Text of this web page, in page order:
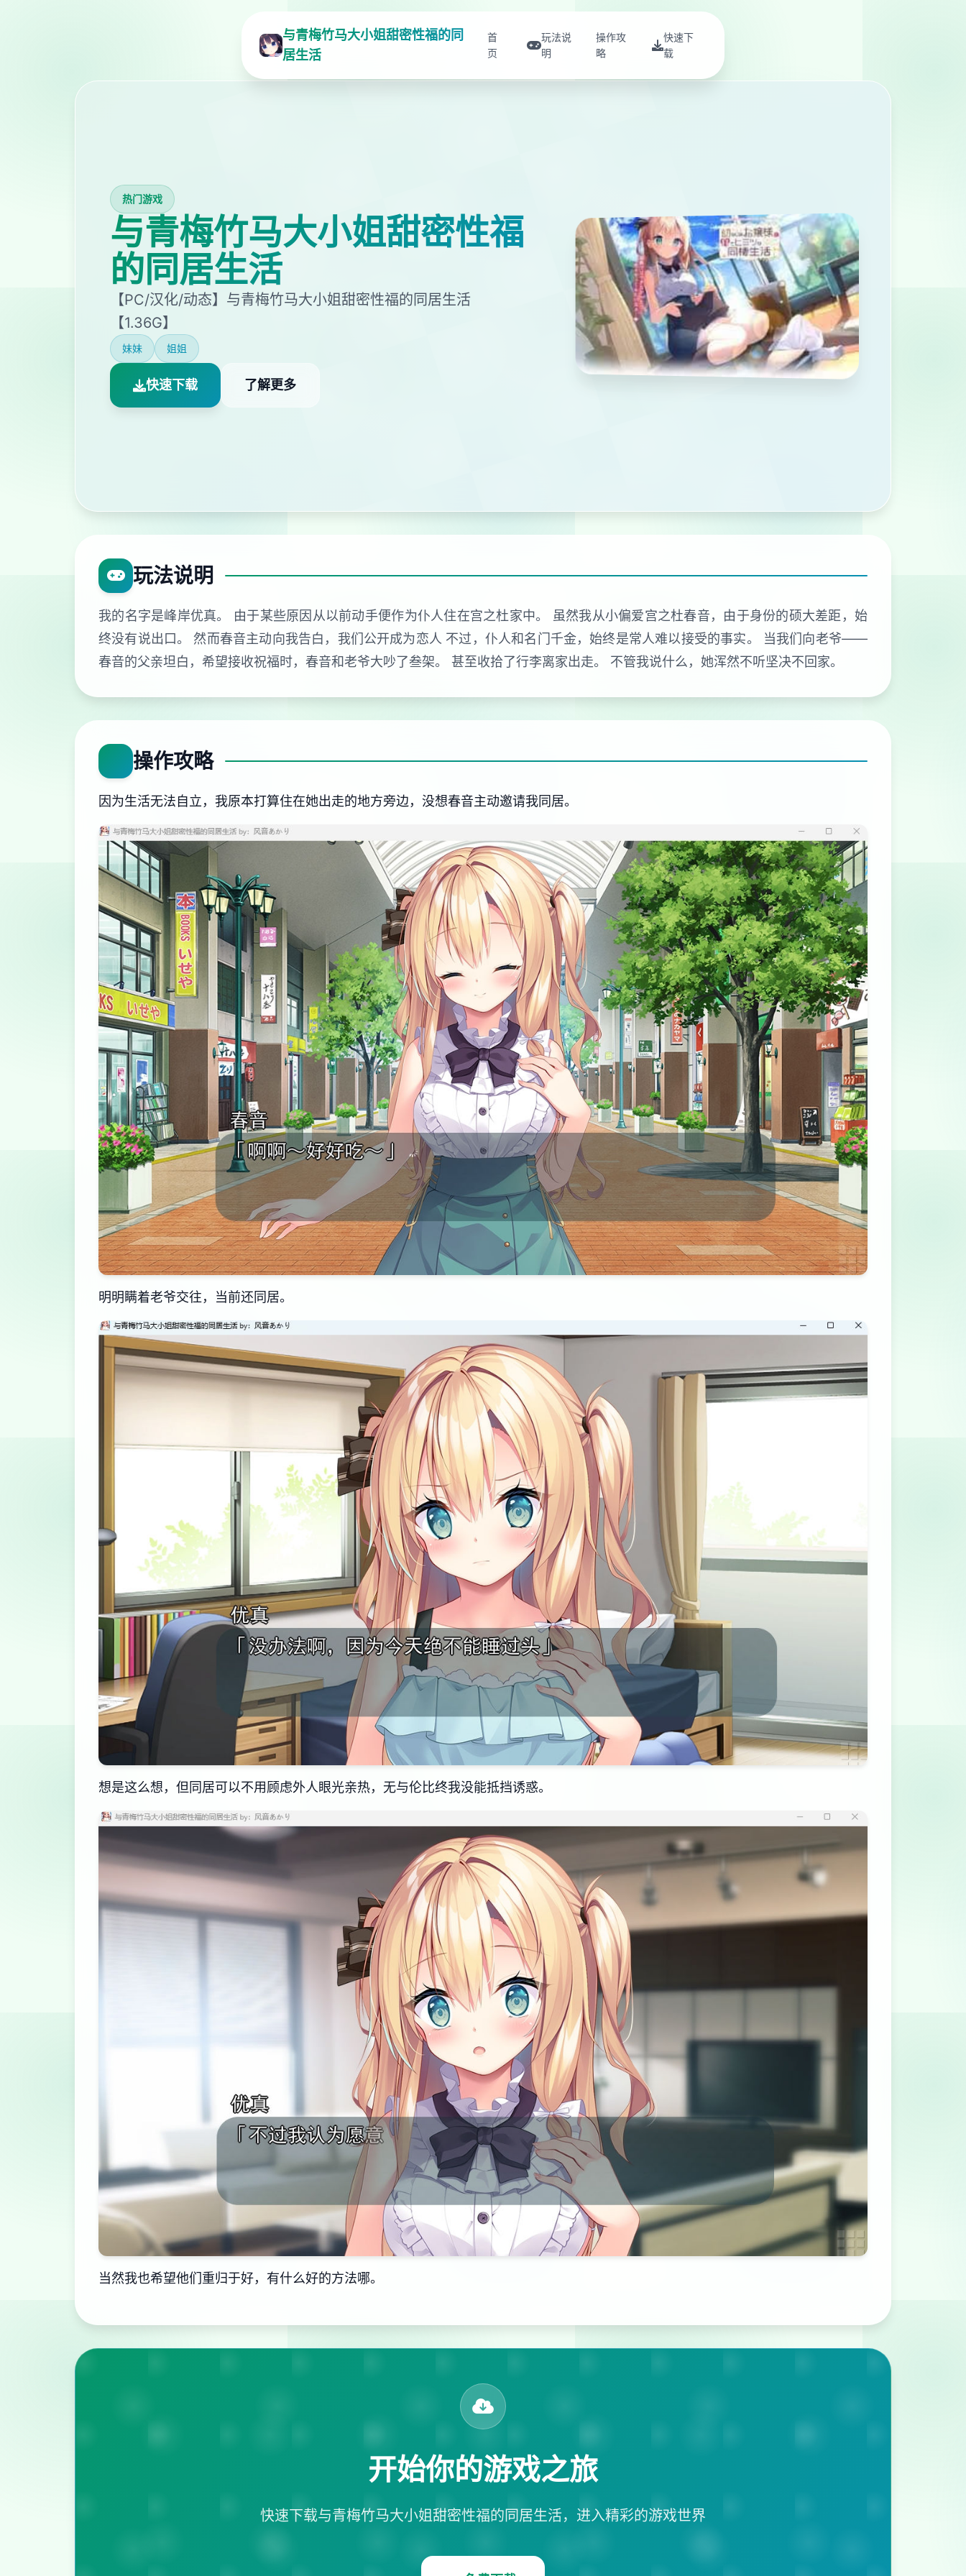
与青梅竹马大小姐甜密性福的同
居生活
首
页
玩法说
明
操作攻
略
快速下
载
热门游戏
与青梅竹马大小姐甜密性福
的同居生活
【PC/汉化/动态】与青梅竹马大小姐甜密性福的同居生活
【1.36G】
妹妹 姐姐
快速下载 了解更多
玩法说明
我的名字是峰岸优真。 由于某些原因从以前动手便作为仆人住在宫之杜家中。 虽然我从小偏爱宫之杜春音，由于身份的硕大差距，始
终没有说出口。 然而春音主动向我告白，我们公开成为恋人 不过，仆人和名门千金，始终是常人难以接受的事实。 当我们向老爷——
春音的父亲坦白，希望接收祝福时，春音和老爷大吵了叁架。 甚至收拾了行李离家出走。 不管我说什么，她浑然不听坚决不回家。
操作攻略
因为生活无法自立，我原本打算住在她出走的地方旁边，没想春音主动邀请我同居。
明明瞒着老爷交往，当前还同居。
想是这么想，但同居可以不用顾虑外人眼光亲热，无与伦比终我没能抵挡诱惑。
当然我也希望他们重归于好，有什么好的方法哪。
开始你的游戏之旅
快速下载与青梅竹马大小姐甜密性福的同居生活，进入精彩的游戏世界